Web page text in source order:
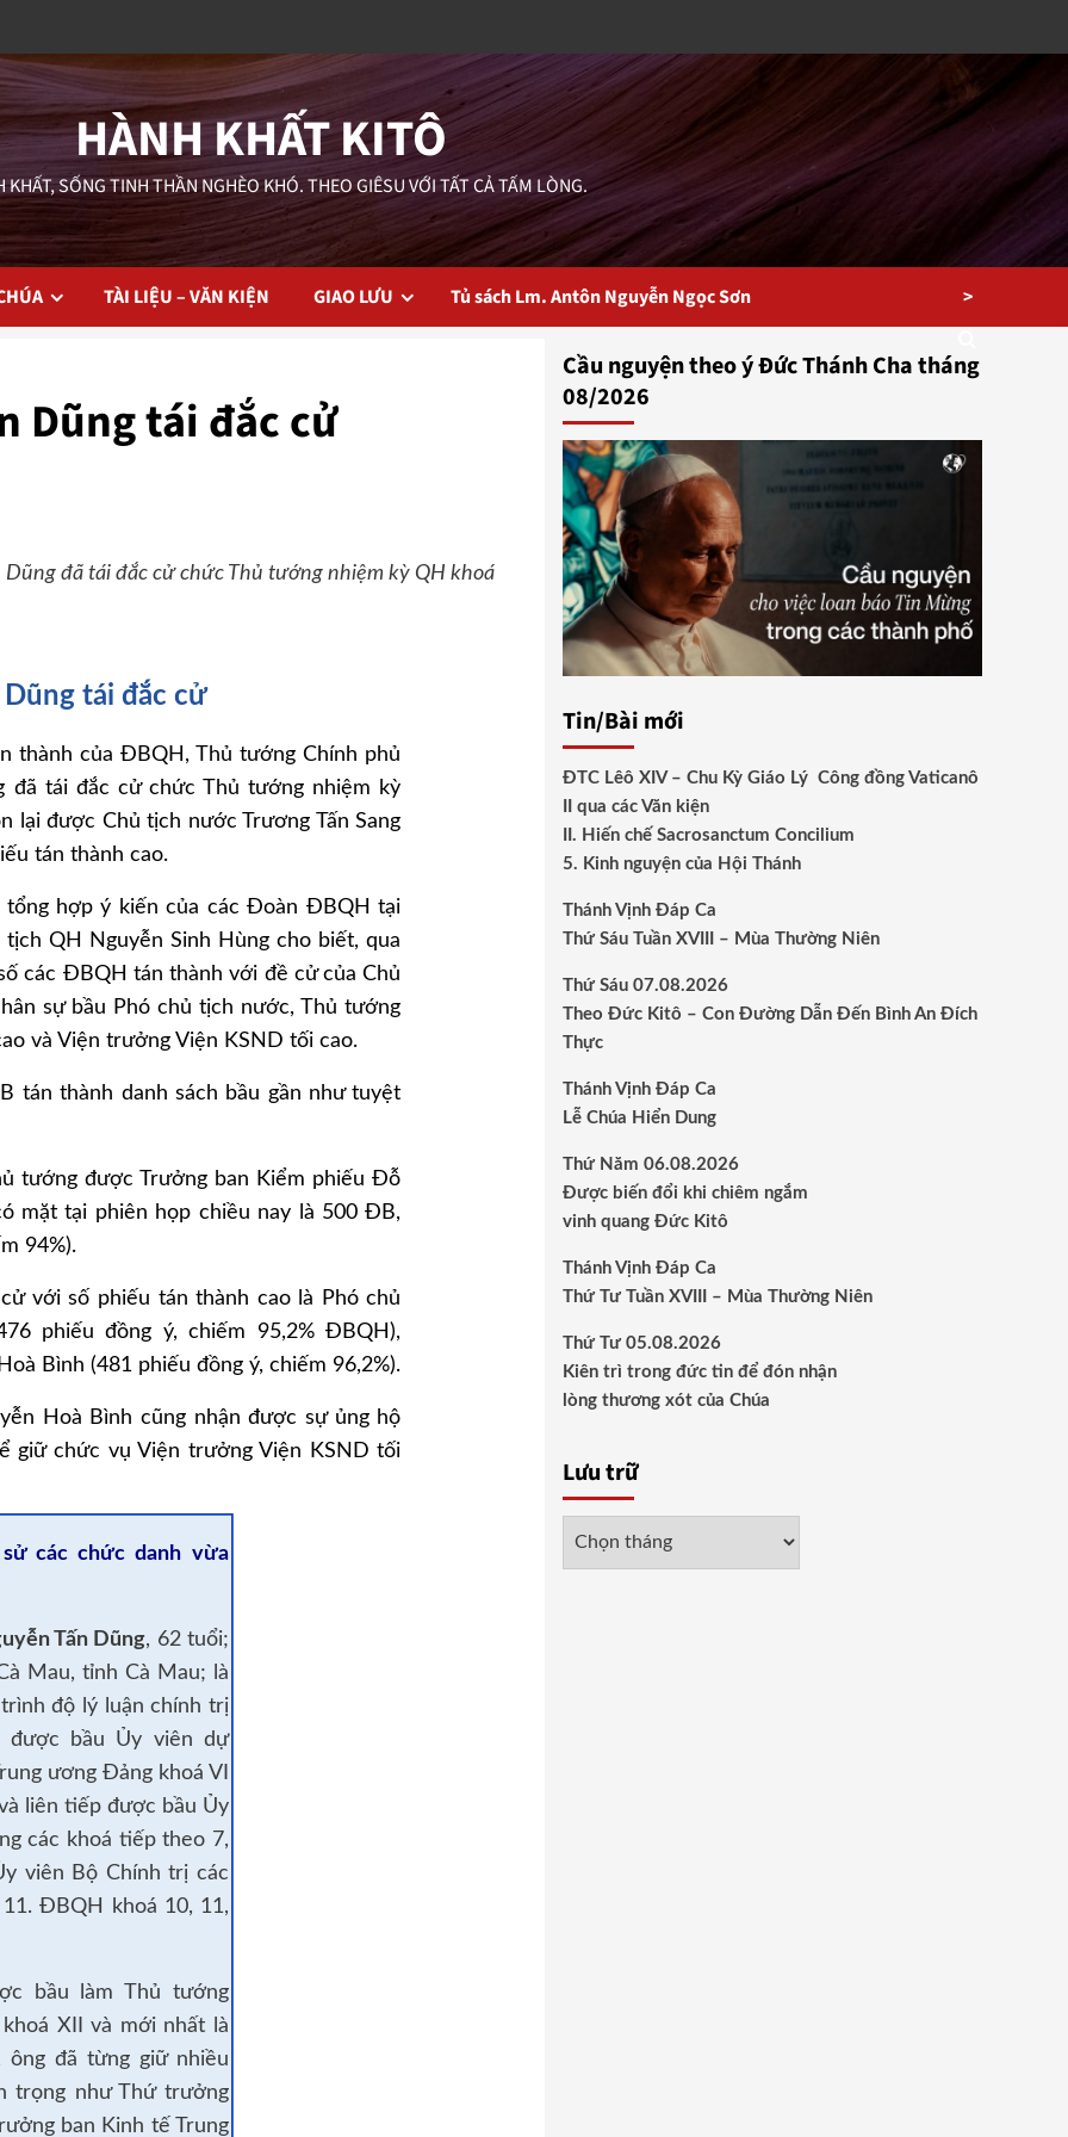
HÀNH KHẤT KITÔ
KHẤT, SỐNG TINH THẦN NGHÈO KHÓ. THEO GIÊSU VỚI TẤT CẢ TẤM LÒNG.
TÀI LIỆU – VĂN KIỆN GIAO LƯU Tủ sách Lm. Antôn Nguyễn Ngọc Sơn >
Dũng tái đắc cử
đã tái đắc cử chức Thủ tướng nhiệm kỳ QH khoá
tái đắc cử
thành của ĐBQH, Thủ tướng Chính phủ
đã tái đắc cử chức Thủ tướng nhiệm kỳ
lại được Chủ tịch nước Trương Tấn Sang
tán thành cao.
tổng hợp ý kiến của các Đoàn ĐBQH tại
QH Nguyễn Sinh Hùng cho biết, qua
các ĐBQH tán thành với đề cử của Chủ
sự bầu Phó chủ tịch nước, Thủ tướng
và Viện trưởng Viện KSND tối cao.
tán thành danh sách bầu gần như tuyệt
tướng được Trưởng ban Kiểm phiếu Đỗ
mặt tại phiên họp chiều nay là 500 ĐB,
94%).
với số phiếu tán thành cao là Phó chủ
phiếu đồng ý, chiếm 95,2% ĐBQH),
Bình (481 phiếu đồng ý, chiếm 96,2%).
Hoà Bình cũng nhận được sự ủng hộ
giữ chức vụ Viện trưởng Viện KSND tối
các chức danh vừa
Tấn Dũng, 62 tuổi;
Mau, tỉnh Cà Mau; là
độ lý luận chính trị
được bầu Ủy viên dự
ương Đảng khoá VI
liên tiếp được bầu Ủy
các khoá tiếp theo 7,
viên Bộ Chính trị các
ĐBQH khoá 10, 11,
bầu làm Thủ tướng
XII và mới nhất là
ông đã từng giữ nhiều
trọng như Thứ trưởng
ban Kinh tế Trung
Cầu nguyện theo ý Đức Thánh Cha tháng
08/2026
Tin/Bài mới
ĐTC Lêô XIV – Chu Kỳ Giáo Lý Công đồng Vaticanô
II qua các Văn kiện
II. Hiến chế Sacrosanctum Concilium
5. Kinh nguyện của Hội Thánh
Thánh Vịnh Đáp Ca
Thứ Sáu Tuần XVIII – Mùa Thường Niên
Thứ Sáu 07.08.2026
Theo Đức Kitô – Con Đường Dẫn Đến Bình An Đích
Thực
Thánh Vịnh Đáp Ca
Lễ Chúa Hiển Dung
Thứ Năm 06.08.2026
Được biến đổi khi chiêm ngắm
vinh quang Đức Kitô
Thánh Vịnh Đáp Ca
Thứ Tư Tuần XVIII – Mùa Thường Niên
Thứ Tư 05.08.2026
Kiên trì trong đức tin để đón nhận
lòng thương xót của Chúa
Lưu trữ